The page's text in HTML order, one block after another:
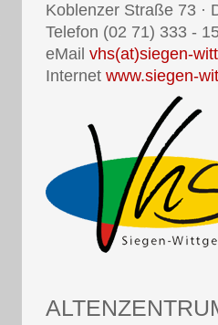
Koblenzer Straße 73 ·
Telefon (02 71) 333 -
eMail vhs(at)siegen-
Internet www.siegen-